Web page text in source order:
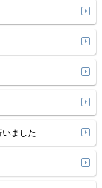
ました